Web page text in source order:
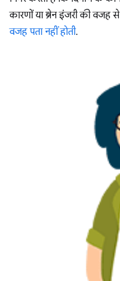
कारणों या ब्रेन इंजरी की
वजह पता नहीं होती.